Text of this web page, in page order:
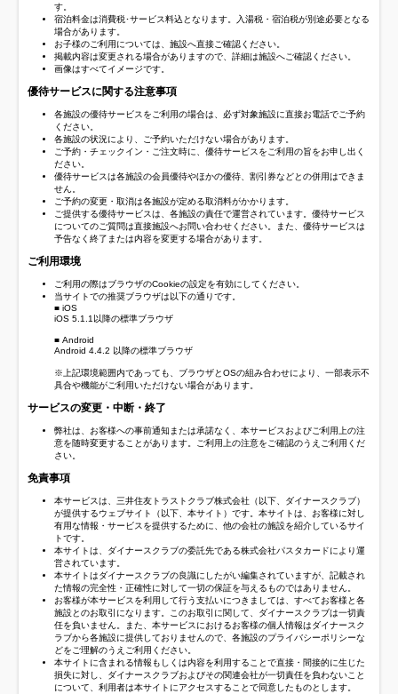
す。
宿泊料金は消費税･サービス料込となります。入湯税・宿泊税が別途必要となる
場合があります。
お子様のご利用については、施設へ直接ご確認ください。
掲載内容は変更される場合がありますので、詳細は施設へご確認ください。
画像はすべてイメージです。
優待サービスに関する注意事項
各施設の優待サービスをご利用の場合は、必ず対象施設に直接お電話でご予約
ください。
各施設の状況により、ご予約いただけない場合があります。
ご予約・チェックイン・ご注文時に、優待サービスをご利用の旨をお申し出く
ださい。
優待サービスは各施設の会員優待やほかの優待、割引券などとの併用はできま
せん。
ご予約の変更・取消は各施設が定める取消料がかかります。
ご提供する優待サービスは、各施設の責任で運営されています。優待サービス
についてのご質問は直接施設へお問い合わせください。また、優待サービスは
予告なく終了または内容を変更する場合があります。
ご利用環境
ご利用の際はブラウザのCookieの設定を有効にしてください。
当サイトでの推奨ブラウザは以下の通りです。
■ iOS
iOS 5.1.1以降の標準ブラウザ
■ Android
Android 4.4.2 以降の標準ブラウザ
※上記環境範囲内であっても、ブラウザとOSの組み合わせにより、一部表示不
具合や機能がご利用いただけない場合があります。
サービスの変更・中断・終了
弊社は、お客様への事前通知または承諾なく、本サービスおよびご利用上の注
意を随時変更することがあります。ご利用上の注意をご確認のうえご利用くだ
さい。
免責事項
本サービスは、三井住友トラストクラブ株式会社（以下、ダイナースクラブ）
が提供するウェブサイト（以下、本サイト）です。本サイトは、お客様に対し
有用な情報・サービスを提供するために、他の会社の施設を紹介しているサイ
トです。
本サイトは、ダイナースクラブの委託先である株式会社パスタカードにより運
営されています。
本サイトはダイナースクラブの良識にしたがい編集されていますが、記載され
た情報の完全性・正確性に対して一切の保証を与えるものではありません。
お客様が本サービスを利用して行う支払いにつきましては、すべてお客様と各
施設とのお取引になります。このお取引に関して、ダイナースクラブは一切責
任を負いません。また、本サービスにおけるお客様の個人情報はダイナースク
ラブから各施設に提供しておりませんので、各施設のプライバシーポリシーな
どをご理解のうえご利用ください。
本サイトに含まれる情報もしくは内容を利用することで直接・間接的に生じた
損失に対し、ダイナースクラブおよびその関連会社が一切責任を負わないこと
について、利用者は本サイトにアクセスすることで同意したものとします。